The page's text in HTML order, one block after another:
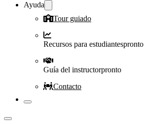
Ayuda
Tour guiado
Recursos para estudiantespronto
Guía del instructorpronto
Contacto